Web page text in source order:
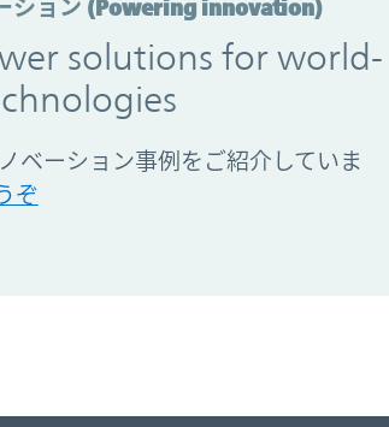
ション (Powering innovation)
solutions for world-
ベーション事例をご紹介していま
ぞ